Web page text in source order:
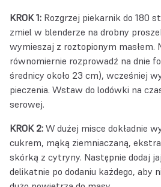
KROK 1: Rozgrzej piekarnik do 180
zmiel w blenderze na drobny
wymieszaj z roztopionym masłem.
równomiernie rozprowadź na dnie
średnicy około 23 cm), wcześniej
pieczenia. Wstaw do lodówki na
serowej.
KROK 2: W dużej misce dokładnie
cukrem, mąką ziemniaczaną,
skórką z cytryny. Następnie dodaj
delikatnie po dodaniu każdego, aby